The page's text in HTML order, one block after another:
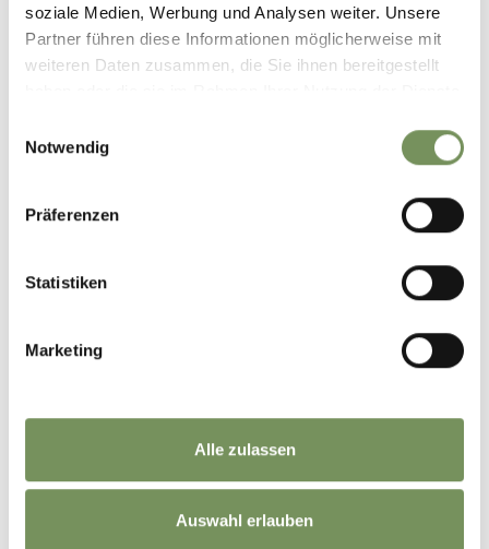
soziale Medien, Werbung und Analysen weiter. Unsere
Partner führen diese Informationen möglicherweise mit
weiteren Daten zusammen, die Sie ihnen bereitgestellt
Notwendig
Präferenzen
Statistiken
Marketing
Alle zulassen
Auswahl erlauben